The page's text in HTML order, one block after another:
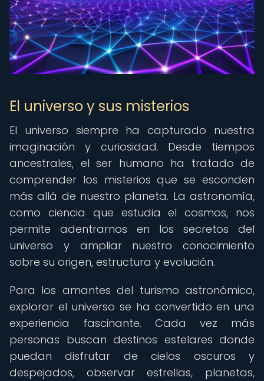
El universo y sus misterios
El universo siempre ha capturado nuestra
imaginación y curiosidad. Desde tiempos
ancestrales, el ser humano ha tratado de
comprender los misterios que se esconden
más allá de nuestro planeta. La astronomía,
como ciencia que estudia el cosmos, nos
permite adentrarnos en los secretos del
universo y ampliar nuestro conocimiento
sobre su origen, estructura y evolución.
Para los amantes del turismo astronómico,
explorar el universo se ha convertido en una
experiencia fascinante. Cada vez más
personas buscan destinos estelares donde
puedan disfrutar de cielos oscuros y
despejados, observar estrellas, planetas,